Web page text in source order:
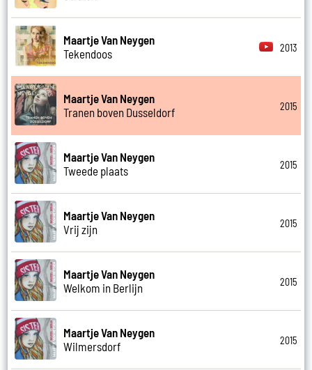
Maartje Van Neygen
Tekendoos
2013
Maartje Van Neygen
Tranen boven Dusseldorf
2015
Maartje Van Neygen
Tweede plaats
2015
Maartje Van Neygen
Vrij zijn
2015
Maartje Van Neygen
Welkom in Berlijn
2015
Maartje Van Neygen
Wilmersdorf
2015